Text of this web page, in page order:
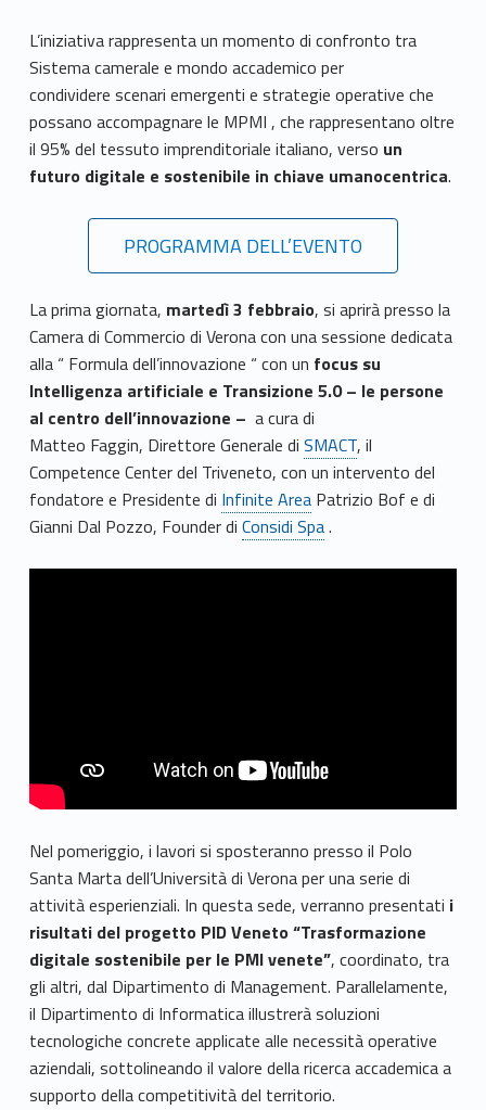
L’iniziativa rappresenta un momento di confronto tra
Sistema camerale e mondo accademico per
condividere scenari emergenti e strategie operative che
possano accompagnare le MPMI , che rappresentano oltre
il 95% del tessuto imprenditoriale italiano, verso un
futuro digitale e sostenibile in chiave umanocentrica.
PROGRAMMA DELL’EVENTO
La prima giornata, martedì 3 febbraio, si aprirà presso la
Camera di Commercio di Verona con una sessione dedicata
alla “ Formula dell’innovazione “ con un focus su
Intelligenza artificiale e Transizione 5.0 – le persone
al centro dell’innovazione – a cura di
Matteo Faggin, Direttore Generale di SMACT, il
Competence Center del Triveneto, con un intervento del
fondatore e Presidente di Infinite AreaPatrizio Bof e di
Gianni Dal Pozzo, Founder di Considi Spa.
Nel pomeriggio, i lavori si sposteranno presso il Polo
Santa Marta dell’Università di Verona per una serie di
attività esperienziali. In questa sede, verranno presentati i
risultati del progetto PID Veneto “Trasformazione
digitale sostenibile per le PMI venete”, coordinato, tra
gli altri, dal Dipartimento di Management. Parallelamente,
il Dipartimento di Informatica illustrerà soluzioni
tecnologiche concrete applicate alle necessità operative
aziendali, sottolineando il valore della ricerca accademica a
supporto della competitività del territorio.